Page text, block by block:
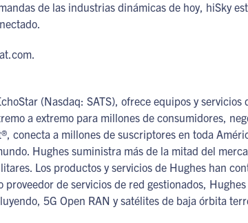
de las industrias dinámicas de hoy, hiSky
(Nasdaq: SATS), ofrece equipos y
a extremo para millones de consumidores,
conecta a millones de suscriptores en toda
Hughes suministra más de la mitad del
Los productos y servicios de Hughes han
proveedor de servicios de red gestionados,
5G Open RAN y satélites de baja órbita